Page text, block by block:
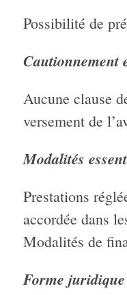
Possibilité de
Cautionnement
Aucune clause
versement de
Modalités
Prestations
accordée dans
Modalités de
Forme